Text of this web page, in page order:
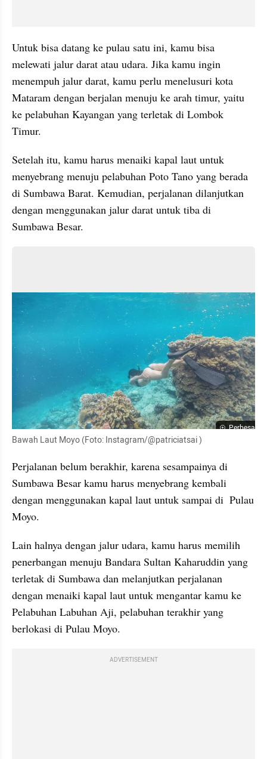
Untuk bisa datang ke pulau satu ini, kamu bisa
melewati jalur darat atau udara. Jika kamu ingin
menempuh jalur darat, kamu perlu menelusuri kota
Mataram dengan berjalan menuju ke arah timur, yaitu
ke pelabuhan Kayangan yang terletak di Lombok
Timur.
Setelah itu, kamu harus menaiki kapal laut untuk
menyebrang menuju pelabuhan Poto Tano yang berada
di Sumbawa Barat. Kemudian, perjalanan dilanjutkan
dengan menggunakan jalur darat untuk tiba di
Sumbawa Besar.
Perbesar
Bawah Laut Moyo (Foto: Instagram/@patriciatsai )
Perjalanan belum berakhir, karena sesampainya di
Sumbawa Besar kamu harus menyebrang kembali
dengan menggunakan kapal laut untuk sampai di  Pulau
Moyo.
Lain halnya dengan jalur udara, kamu harus memilih
penerbangan menuju Bandara Sultan Kaharuddin yang
terletak di Sumbawa dan melanjutkan perjalanan
dengan menaiki kapal laut untuk mengantar kamu ke
Pelabuhan Labuhan Aji, pelabuhan terakhir yang
berlokasi di Pulau Moyo.
ADVERTISEMENT